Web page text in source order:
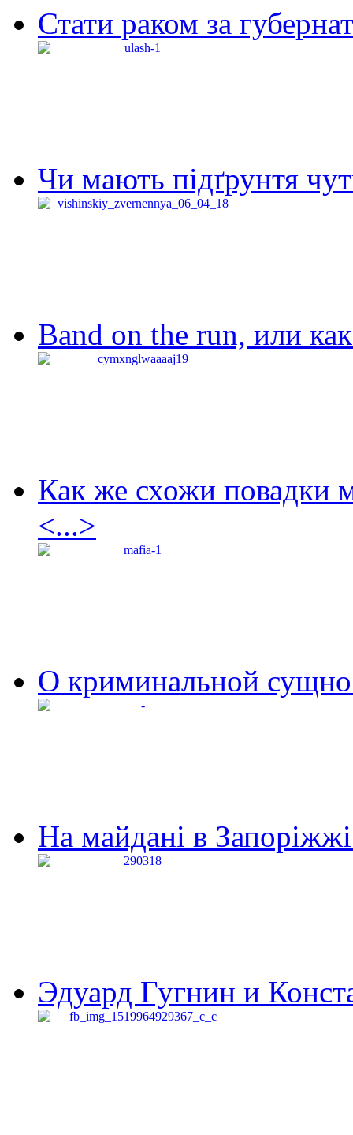
Стати раком за
Чи мають підґрунтя
Band on the run, или
Как же схожи повадки
<...>
О криминальной
На майдані в
Эдуард Гугнин и